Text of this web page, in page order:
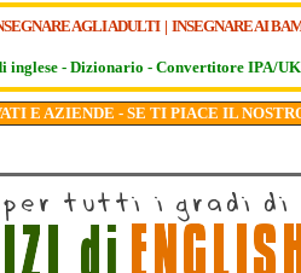
AGLI ADULTI | INSEGNARE AI
inglese - Dizionario - Convertitore IPA/UK
E AZIENDE - SE TI PIACE IL